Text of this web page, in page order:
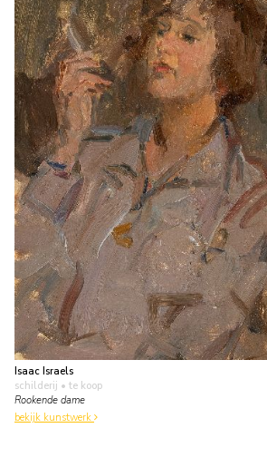
Isaac Israels
schilderij • te koop
Rookende dame
bekijk kunstwerk